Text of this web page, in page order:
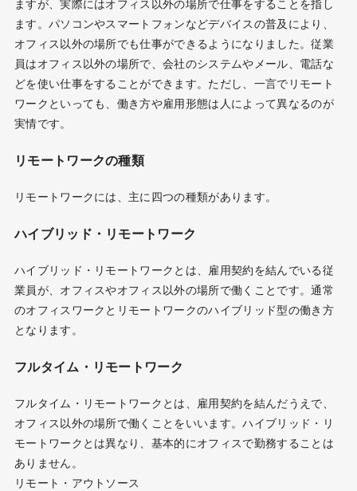
ますが、実際にはオフィス以外の場所で仕事をすることを指し
ます。パソコンやスマートフォンなどデバイスの普及により、
オフィス以外の場所でも仕事ができるようになりました。従業
員はオフィス以外の場所で、会社のシステムやメール、電話な
どを使い仕事をすることができます。ただし、一言でリモート
ワークといっても、働き方や雇用形態は人によって異なるのが
実情です。
リモートワークの種類
リモートワークには、主に四つの種類があります。
ハイブリッド・リモートワーク
ハイブリッド・リモートワークとは、雇用契約を結んでいる従
業員が、オフィスやオフィス以外の場所で働くことです。通常
のオフィスワークとリモートワークのハイブリッド型の働き方
となります。
フルタイム・リモートワーク
フルタイム・リモートワークとは、雇用契約を結んだうえで、
オフィス以外の場所で働くことをいいます。ハイブリッド・リ
モートワークとは異なり、基本的にオフィスで勤務することは
ありません。
リモート・アウトソース